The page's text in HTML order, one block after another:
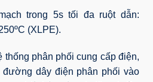
trong 5s tối đa ruột dẫn:
(XLPE).
thống phân phối cung cấp điện,
đường dây điện phân phối vào